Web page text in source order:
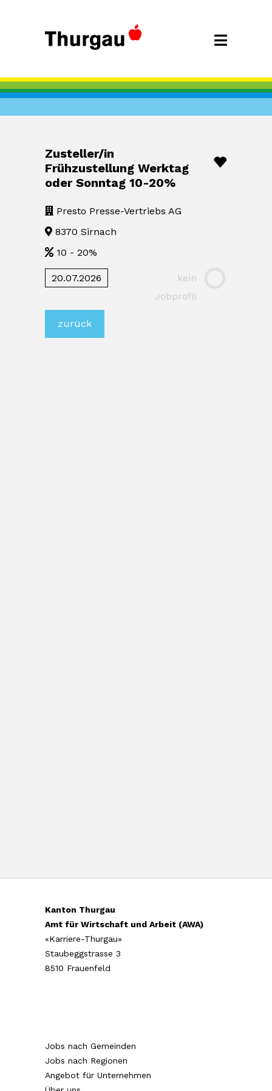
Zusteller/in
Frühzustellung Werktag
oder Sonntag 10-20%
Presto Presse-Vertriebs AG
8370 Sirnach
10 - 20%
20.07.2026
kein
Jobprofil
zurück
Kanton Thurgau
Amt für Wirtschaft und Arbeit (AWA)
«Karriere-Thurgau»
Staubeggstrasse 3
8510 Frauenfeld
Jobs nach Gemeinden
Jobs nach Regionen
Angebot für Unternehmen